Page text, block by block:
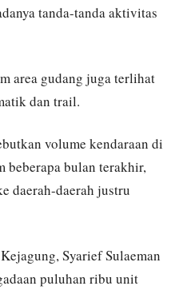
tanda-tanda aktivitas
area gudang juga terlihat
dan trail.
volume kendaraan di
beberapa bulan terakhir,
daerah-daerah justru
Syarief Sulaeman
puluhan ribu unit